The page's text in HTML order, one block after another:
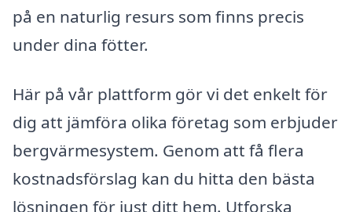
på en naturlig resurs som finns precis
under dina fötter.
Här på vår plattform gör vi det enkelt för
dig att jämföra olika företag som erbjuder
bergvärmesystem. Genom att få flera
kostnadsförslag kan du hitta den bästa
lösningen för just ditt hem. Utforska